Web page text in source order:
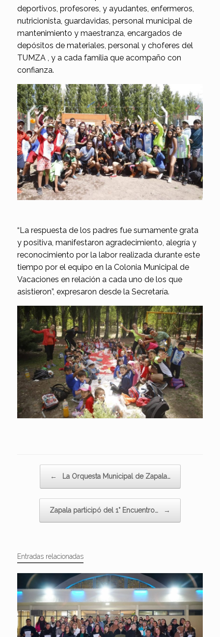
deportivos, profesores, y ayudantes, enfermeros,
nutricionista, guardavidas, personal municipal de
mantenimiento y maestranza, encargados de
depósitos de materiales, personal y choferes del
TUMZA , y a cada familia que acompaño con
confianza.
“La respuesta de los padres fue sumamente grata
y positiva, manifestaron agradecimiento, alegría y
reconocimiento por la labor realizada durante este
tiempo por el equipo en la Colonia Municipal de
Vacaciones en relación a cada uno de los que
asistieron”, expresaron desde la Secretaría.
← La Orquesta Municipal de Zapala…
Zapala participó del 1° Encuentro… →
Entradas relacionadas